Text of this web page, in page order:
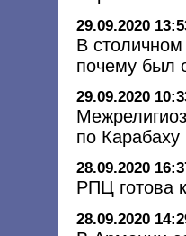
29.09.2020
В
почему был
29.09.2020
по Карабаху
28.09.2020
РПЦ готова
28.09.2020